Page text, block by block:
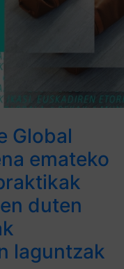
Global
emateko
duten
laguntzak